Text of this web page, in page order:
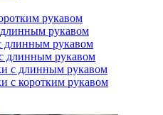
рукавом
рукавом
длинным рукавом
длинным рукавом
с длинным рукавом
с коротким рукавом